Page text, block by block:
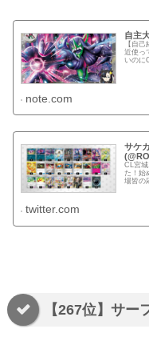
自主
【自
近使っ
いのに
note.com
サケ
CL宮
た！始
場皆の
twitter.com
【267位】サー